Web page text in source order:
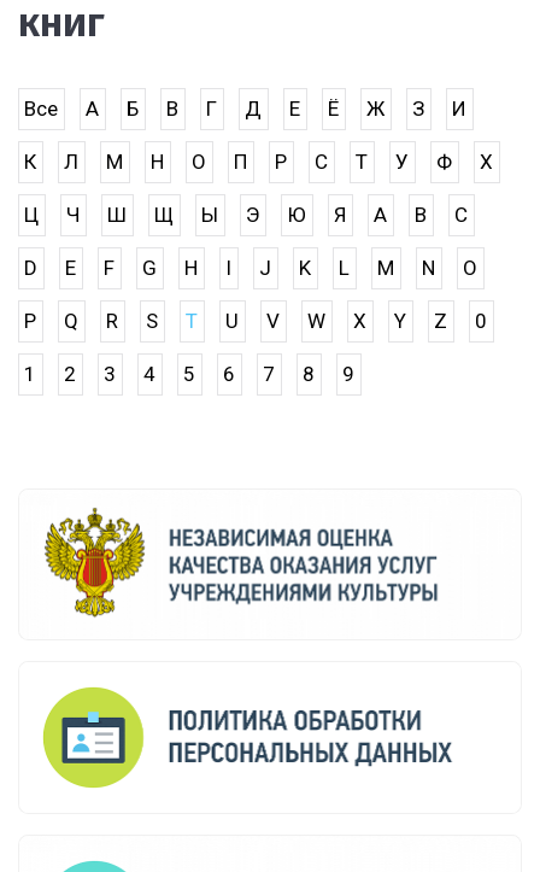
книг
Все А Б В Г Д Е Ё Ж З И
К Л М Н О П Р С Т У Ф Х
Ц Ч Ш Щ Ы Э Ю Я A B C
D E F G H I J K L M N O
P Q R S T U V W X Y Z 0
1 2 3 4 5 6 7 8 9